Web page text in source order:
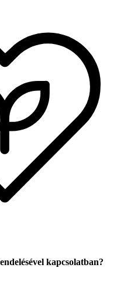
kapcsolatban?